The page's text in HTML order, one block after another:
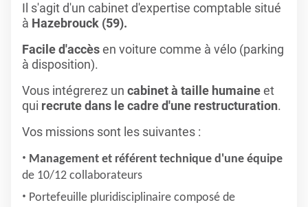
Il s'agit d'un cabinet d'expertise comptable situé
à Hazebrouck (59).
Facile d'accèsen voiture comme à vélo (parking
à disposition).
Vous intégrerez un cabinet à taille humaineet
qui recrute dans le cadre d'une restructuration.
Vos missions sont les suivantes :
Management et référent technique d'une équipe
de 10/12 collaborateurs
Portefeuille pluridisciplinaire composé de